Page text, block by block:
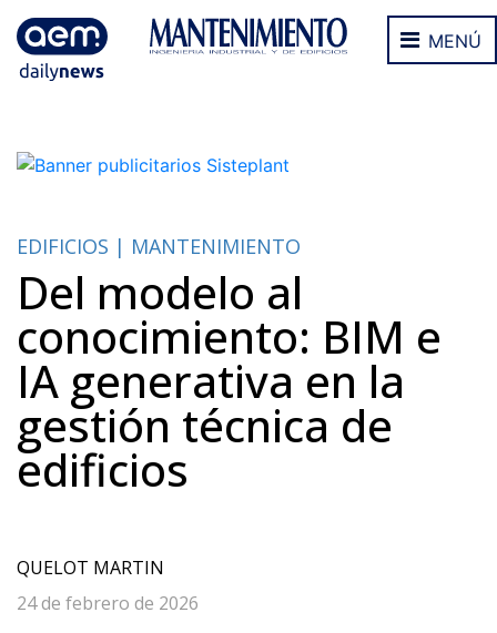
MENÚ
EDIFICIOS | MANTENIMIENTO
Del modelo al
conocimiento: BIM e
IA generativa en la
gestión técnica de
edificios
QUELOT MARTIN
24 de febrero de 2026